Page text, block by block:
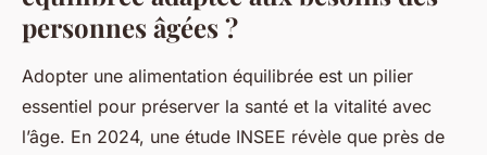
personnes âgées ?
Adopter une alimentation équilibrée est un pilier
essentiel pour préserver la santé et la vitalité avec
l’âge. En 2024, une étude INSEE révèle que près de